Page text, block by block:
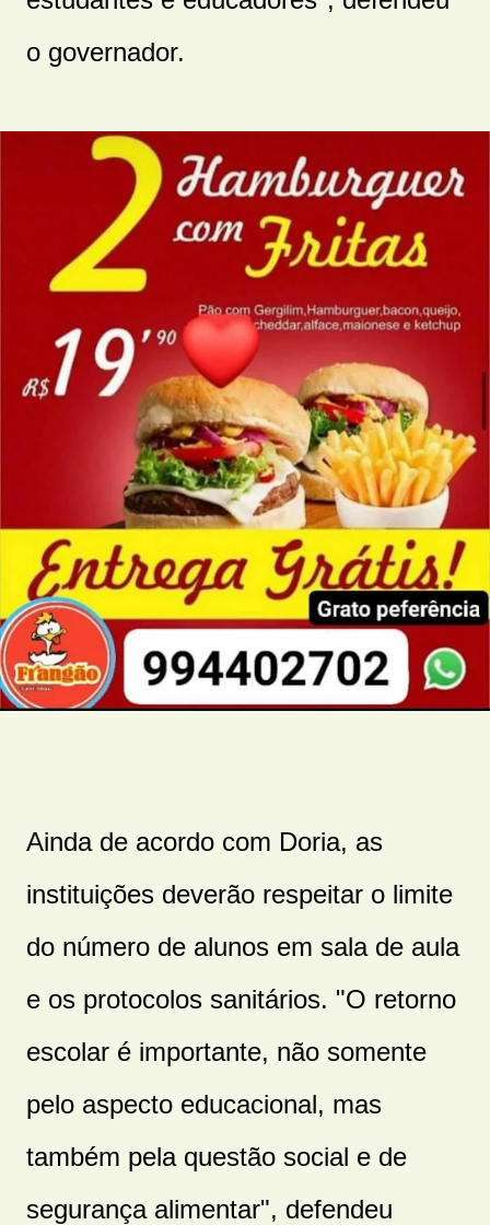
o governador.
Ainda de acordo com Doria, as
instituições deverão respeitar o limite
do número de alunos em sala de aula
e os protocolos sanitários. "O retorno
escolar é importante, não somente
pelo aspecto educacional, mas
também pela questão social e de
segurança alimentar", defendeu